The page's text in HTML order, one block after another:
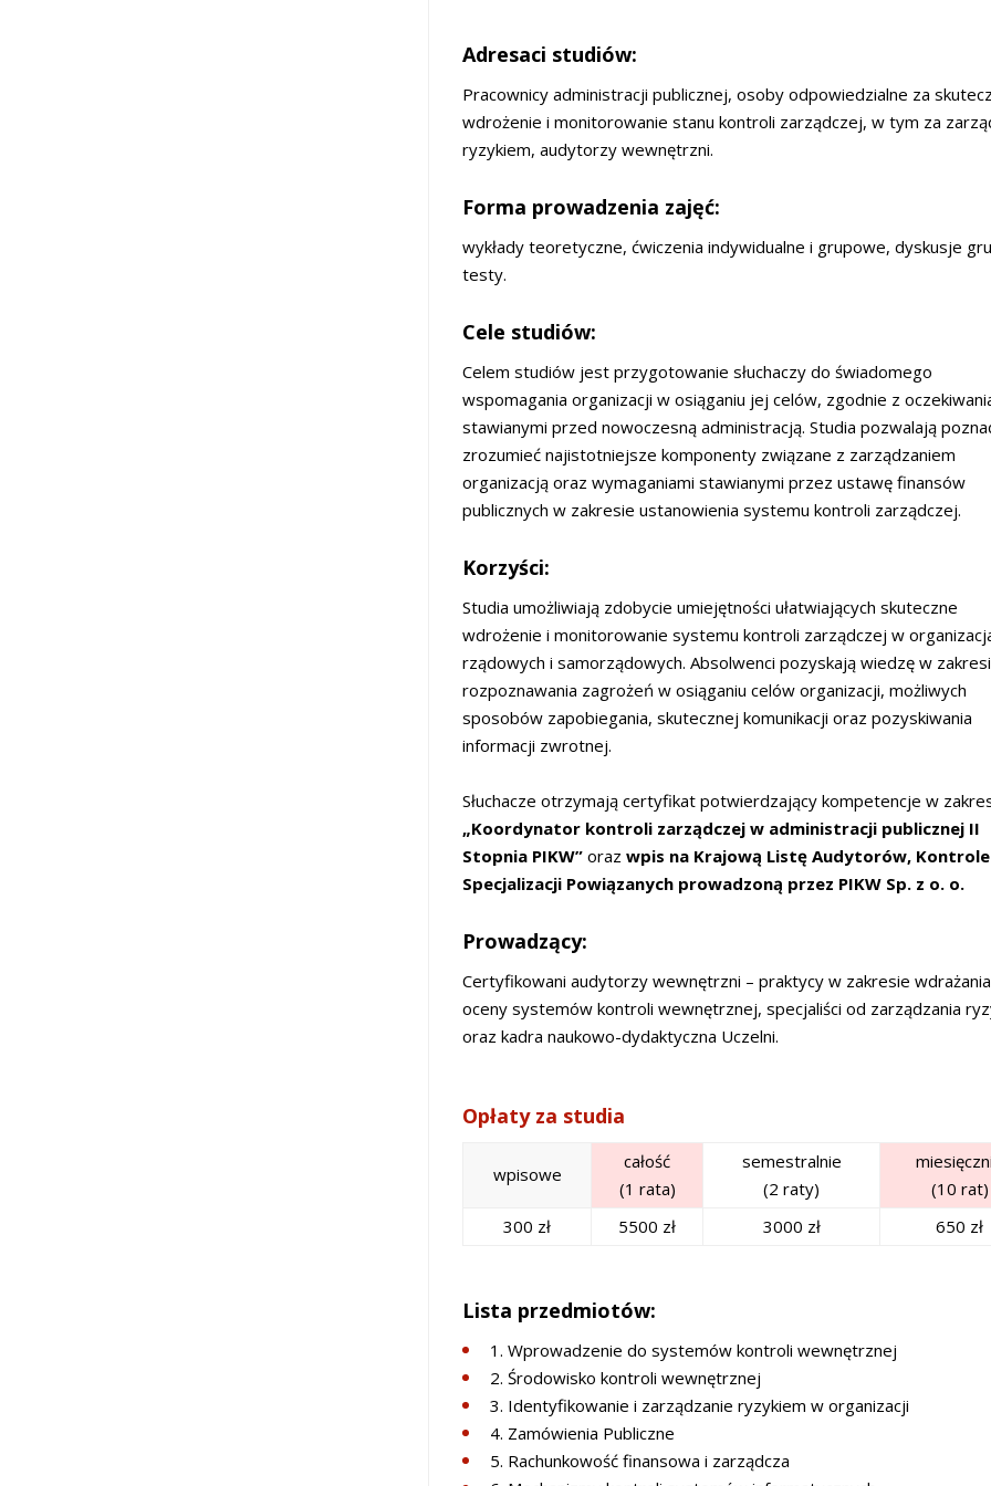
Adresaci studiów:
Pracownicy administracji publicznej, osoby odpowiedzialne za
wdrożenie i monitorowanie stanu kontroli zarządczej, w tym za
ryzykiem, audytorzy wewnętrzni.
Forma prowadzenia zajęć:
wykłady teoretyczne, ćwiczenia indywidualne i grupowe, dyskusje
testy.
Cele studiów:
Celem studiów jest przygotowanie słuchaczy do świadomego
wspomagania organizacji w osiąganiu jej celów, zgodnie z
stawianymi przed nowoczesną administracją. Studia pozwalają
zrozumieć najistotniejsze komponenty związane z zarządzaniem
organizacją oraz wymaganiami stawianymi przez ustawę finansów
publicznych w zakresie ustanowienia systemu kontroli zarządczej.
Korzyści:
Studia umożliwiają zdobycie umiejętności ułatwiających skuteczne
wdrożenie i monitorowanie systemu kontroli zarządczej w
rządowych i samorządowych. Absolwenci pozyskają wiedzę w
rozpoznawania zagrożeń w osiąganiu celów organizacji, możliwych
sposobów zapobiegania, skutecznej komunikacji oraz pozyskiwania
informacji zwrotnej.
Słuchacze otrzymają certyfikat potwierdzający kompetencje w
„Koordynator kontroli zarządczej w administracji publicznej II
Stopnia PIKW” oraz wpis na Krajową Listę Audytorów,
Specjalizacji Powiązanych prowadzoną przez PIKW Sp. z o. o.
Prowadzący:
Certyfikowani audytorzy wewnętrzni – praktycy w zakresie
oceny systemów kontroli wewnętrznej, specjaliści od zarządzania
oraz kadra naukowo-dydaktyczna Uczelni.
Opłaty za studia
wpisowe
całość
(1 rata)
semestralnie
(2 raty)
(10 rat)
300 zł
5500 zł 3000 zł 650 zł
Lista przedmiotów:
1. Wprowadzenie do systemów kontroli wewnętrznej
2. Środowisko kontroli wewnętrznej
3. Identyfikowanie i zarządzanie ryzykiem w organizacji
4. Zamówienia Publiczne
5. Rachunkowość finansowa i zarządcza